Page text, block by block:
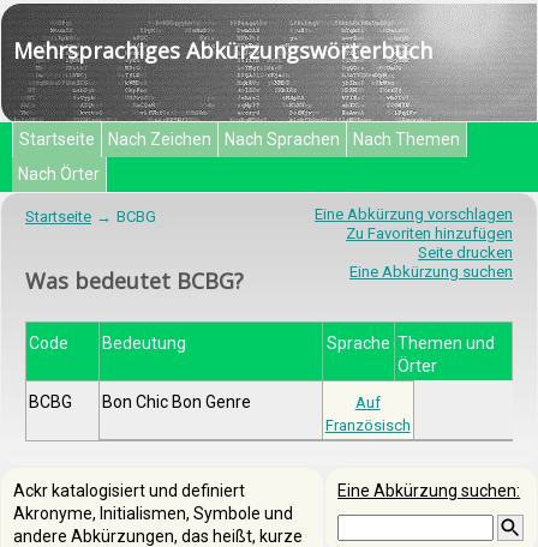
Mehrsprachiges Abkürzungswörterbuch
Startseite Nach Zeichen Nach Sprachen
Nach Themen
Nach Örter
Eine Abkürzung vorschlagen
Zu Favoriten hinzufügen
Seite drucken
Eine Abkürzung suchen
Startseite BCBG
Was bedeutet BCBG?
Code Bedeutung Sprache Themen und
Örter
BCBG
Bon Chic Bon Genre
Auf
Französisch
Eine Abkürzung suchen:
Ackr katalogisiert und definiert
Akronyme, Initialismen, Symbole und
andere Abkürzungen, das heißt, kurze